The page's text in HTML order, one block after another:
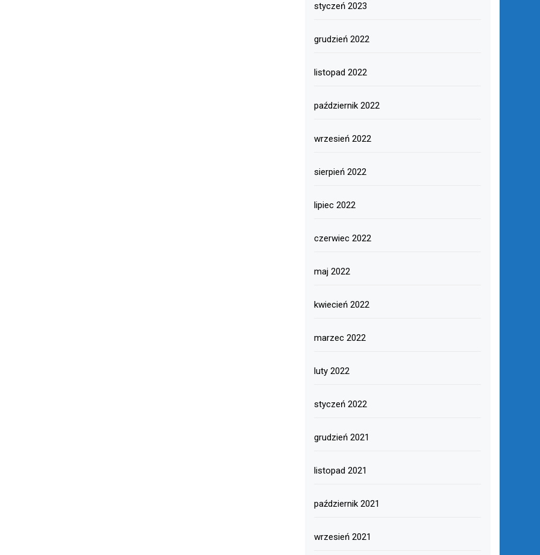
styczeń 2023
grudzień 2022
listopad 2022
październik 2022
wrzesień 2022
sierpień 2022
lipiec 2022
czerwiec 2022
maj 2022
kwiecień 2022
marzec 2022
luty 2022
styczeń 2022
grudzień 2021
listopad 2021
październik 2021
wrzesień 2021